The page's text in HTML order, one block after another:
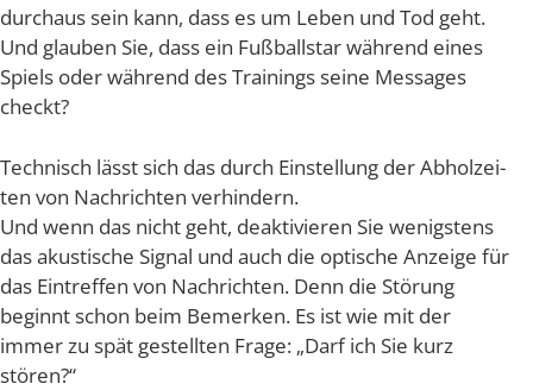
durch­aus sein kann, dass es um Leben und Tod geht.
Und glau­ben Sie, dass ein Fuß­ball­star wäh­rend eines
Spiels oder wäh­rend des Trai­nings sei­ne Mes­sa­ges
checkt?
Tech­nisch lässt sich das durch Ein­stel­lung der Abhol­zei­
ten von Nach­rich­ten verhindern.
Und wenn das nicht geht, deak­ti­vie­ren Sie wenigs­tens
das akus­ti­sche Signal und auch die opti­sche Anzei­ge für
das Ein­tref­fen von Nach­rich­ten. Denn die Stö­rung
beginnt schon beim Bemer­ken. Es ist wie mit der
immer zu spät gestell­ten Fra­ge: „Darf ich Sie kurz
stören?“